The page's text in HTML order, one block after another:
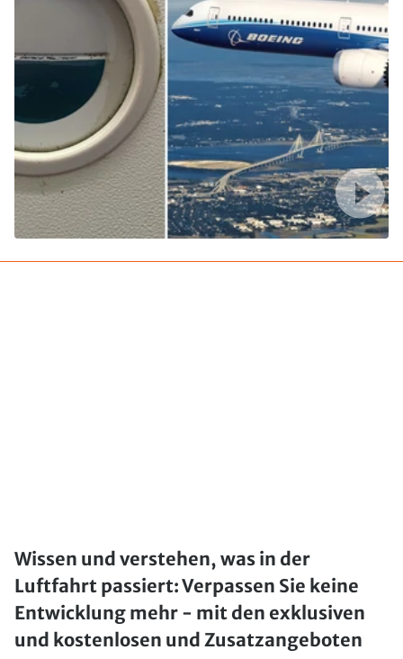
Wissen und verstehen, was in der
Luftfahrt passiert: Verpassen Sie keine
Entwicklung mehr - mit den exklusiven
und kostenlosen und Zusatzangeboten